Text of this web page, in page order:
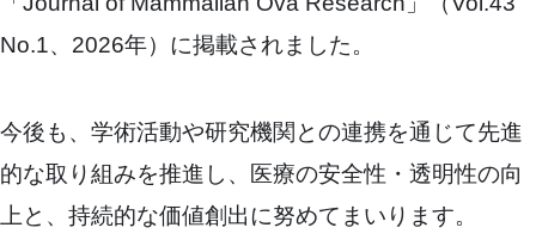
No.1、2026年）に掲載されました。
今後も、学術活動や研究機関との連携を通じて先進
的な取り組みを推進し、医療の安全性・透明性の向
上と、持続的な価値創出に努めてまいります。